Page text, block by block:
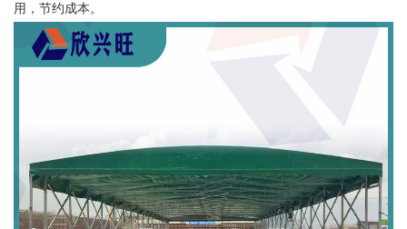
用，节约成本。